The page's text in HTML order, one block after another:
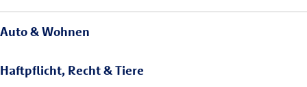
Auto & Wohnen
Haftpflicht, Recht & Tiere